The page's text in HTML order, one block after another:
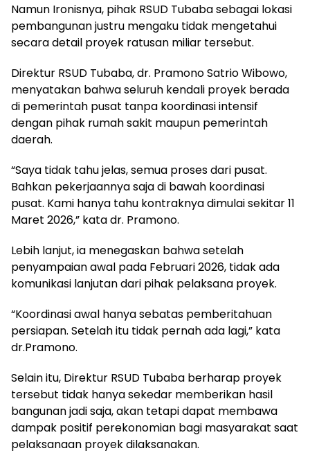
Namun Ironisnya, pihak RSUD Tubaba sebagai lokasi
pembangunan justru mengaku tidak mengetahui
secara detail proyek ratusan miliar tersebut.
Direktur RSUD Tubaba, dr. Pramono Satrio Wibowo,
menyatakan bahwa seluruh kendali proyek berada
di pemerintah pusat tanpa koordinasi intensif
dengan pihak rumah sakit maupun pemerintah
daerah.
“Saya tidak tahu jelas, semua proses dari pusat.
Bahkan pekerjaannya saja di bawah koordinasi
pusat. Kami hanya tahu kontraknya dimulai sekitar 11
Maret 2026,” kata dr. Pramono.
Lebih lanjut, ia menegaskan bahwa setelah
penyampaian awal pada Februari 2026, tidak ada
komunikasi lanjutan dari pihak pelaksana proyek.
“Koordinasi awal hanya sebatas pemberitahuan
persiapan. Setelah itu tidak pernah ada lagi,” kata
dr.Pramono.
Selain itu, Direktur RSUD Tubaba berharap proyek
tersebut tidak hanya sekedar memberikan hasil
bangunan jadi saja, akan tetapi dapat membawa
dampak positif perekonomian bagi masyarakat saat
pelaksanaan proyek dilaksanakan.